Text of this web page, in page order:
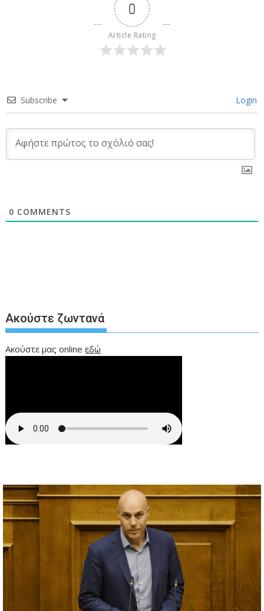
0
Article Rating
Subscribe Login
0 COMMENTS
Ακούστε ζωντανά
Ακούστε μας onlineεδώ